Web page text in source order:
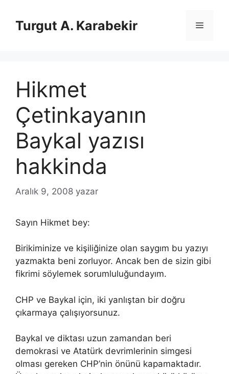
Turgut A. Karabekir Menü
Hikmet
Çetinkayanın
Baykal yazısı
hakkinda
Aralık 9, 2008 yazar
Sayın Hikmet bey:
Birikiminize ve kişiliğinize olan saygım bu yazıyı
yazmakta beni zorluyor. Ancak ben de sizin gibi
fikrimi söylemek sorumluluğundayım.
CHP ve Baykal için, iki yanlıştan bir doğru
çıkarmaya çalışıyorsunuz.
Baykal ve diktası uzun zamandan beri
demokrasi ve Atatürk devrimlerinin simgesi
olması gereken CHP’nin önünü kapamaktadır.